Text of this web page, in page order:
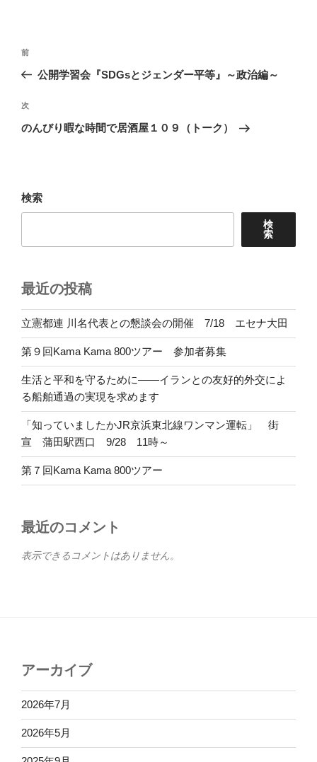
投
ビ
ゲ
ン
前
の
稿
前
公開学習会『SDGsとジェンダー平等』～政治編～
次
の
次
のんびり暇な時間で居酒屋１０９（トーク）
検索
検
索
最近の投稿
立憲都連 川名代表との懇談会の開催 7/18 エセナ大田
第９回Kama Kama 800ツアー 参加者募集
生活と平和を守るために――イランとの友好的外交によ
る船舶通過の実現を求めます
「知っていましたかJR京浜東北線ワンマン運転」 街
宣 蒲田駅西口 9/28 11時～
第７回Kama Kama 800ツアー
最近のコメント
表示できるコメントはありません。
アーカイブ
2026年7月
2026年5月